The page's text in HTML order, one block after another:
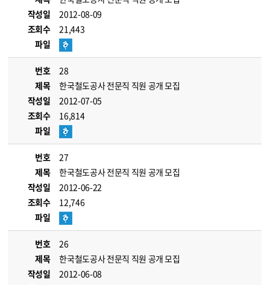
작성일
2012-08-09
조회수
21,443
파일
번호
28
제목
한국철도공사 전문직 직원 공개 모집
작성일
2012-07-05
조회수
16,814
파일
번호
27
제목
한국철도공사 전문직 직원 공개 모집
작성일
2012-06-22
조회수
12,746
파일
번호
26
제목
한국철도공사 전문직 직원 공개 모집
작성일
2012-06-08